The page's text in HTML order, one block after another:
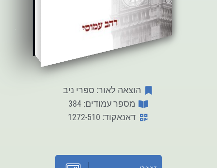
הוצאה לאור: ספרי ניב
מספר עמודים: 384
דאנאקוד: 1272-510